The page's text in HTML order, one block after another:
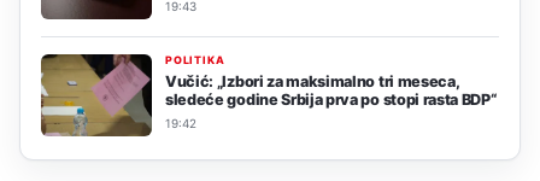
19:43
POLITIKA
Vučić: „Izbori za maksimalno tri meseca,
sledeće godine Srbija prva po stopi rasta BDP“
19:42